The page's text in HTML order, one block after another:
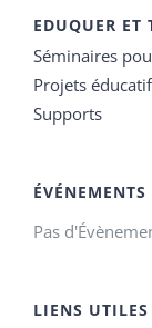
EDUQUER ET
Séminaires
Projets
Supports
ÉVÉNEMENTS
Pas
LIENS UTILES